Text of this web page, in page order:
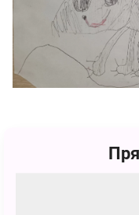
Андрей
На рисунке